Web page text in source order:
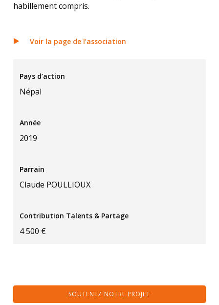
habillement compris.
Voir la page de l’association
Pays d’action
Népal
Année
2019
Parrain
Claude POULLIOUX
Contribution Talents & Partage
4 500 €
SOUTENEZ NOTRE PROJET